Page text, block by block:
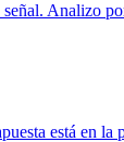
Analizo
está en la